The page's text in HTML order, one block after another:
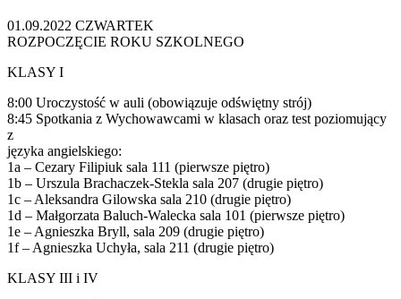
01.09.2022 CZWARTEK
ROZPOCZĘCIE ROKU SZKOLNEGO
KLASY I
8:00 Uroczystość w auli (obowiązuje odświętny strój)
8:45 Spotkania z Wychowawcami w klasach oraz test poziomujący
z
języka angielskiego:
1a – Cezary Filipiuk sala 111 (pierwsze piętro)
1b – Urszula Brachaczek-Stekla sala 207 (drugie piętro)
1c – Aleksandra Gilowska sala 210 (drugie piętro)
1d – Małgorzata Baluch-Walecka sala 101 (pierwsze piętro)
1e – Agnieszka Bryll, sala 209 (drugie piętro)
1f – Agnieszka Uchyła, sala 211 (drugie piętro)
KLASY III i IV